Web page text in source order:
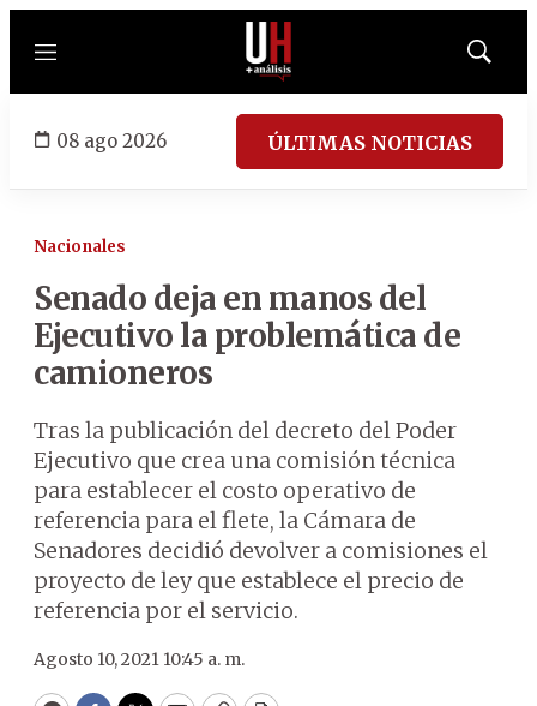
Menú
Mostrar
08 ago 2026 ÚLTIMAS NOTICIAS
Nacionales
Senado deja en manos del
Ejecutivo la problemática de
camioneros
Tras la publicación del decreto del Poder
Ejecutivo que crea una comisión técnica
para establecer el costo operativo de
referencia para el flete, la Cámara de
Senadores decidió devolver a comisiones el
proyecto de ley que establece el precio de
referencia por el servicio.
Agosto 10, 2021 10:45 a. m.